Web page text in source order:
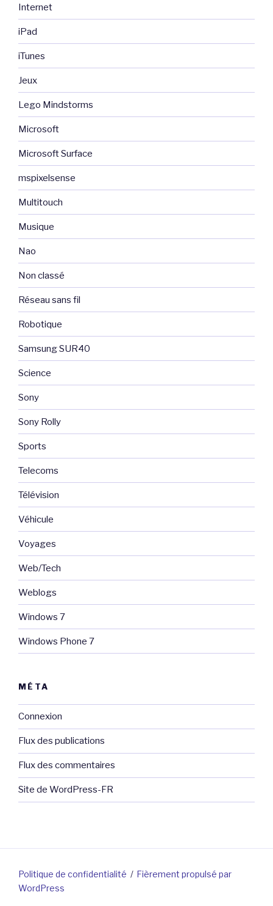
Internet
iPad
iTunes
Jeux
Lego Mindstorms
Microsoft
Microsoft Surface
mspixelsense
Multitouch
Musique
Nao
Non classé
Réseau sans fil
Robotique
Samsung SUR40
Science
Sony
Sony Rolly
Sports
Telecoms
Télévision
Véhicule
Voyages
Web/Tech
Weblogs
Windows 7
Windows Phone 7
MÉTA
Connexion
Flux des publications
Flux des commentaires
Site de WordPress-FR
Politique de confidentialité
Fièrement propulsé par
WordPress